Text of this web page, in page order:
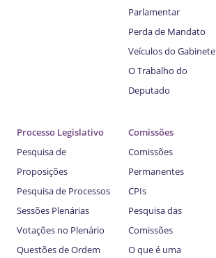
Parlamentar
Perda de Mandato
Veículos do Gabinete
O Trabalho do
Deputado
Processo Legislativo
Pesquisa de
Proposições
Pesquisa de Processos
Sessões Plenárias
Votações no Plenário
Questões de Ordem
Comissões
Comissões
Permanentes
CPIs
Pesquisa das
Comissões
O que é uma